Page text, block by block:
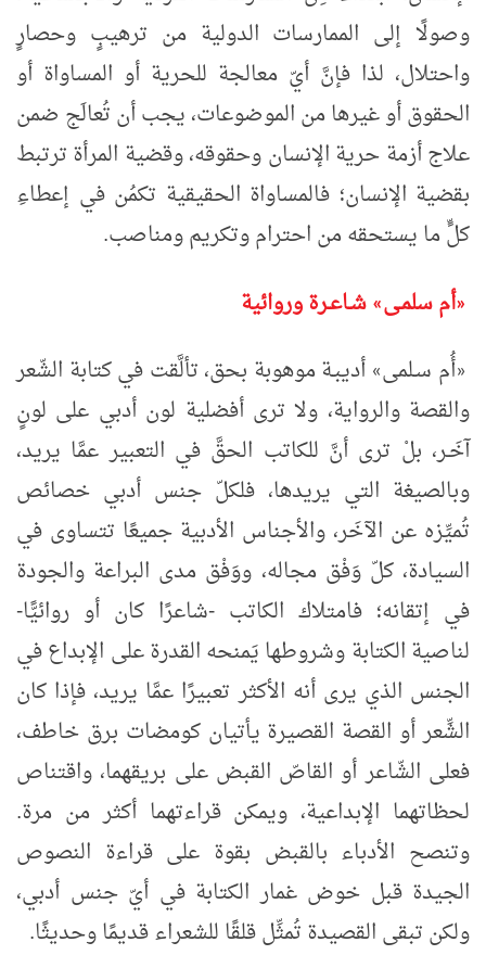
وصولًا إلى الممارسات الدولية من ترهيبٍ وحصارٍ
واحتلال، لذا فإنَّ أيّ معالجة للحرية أو المساواة أو
الحقوق أو غيرها من الموضوعات، يجب أن تُعالَج ضمن
علاج أزمة حرية الإنسان وحقوقه، وقضية المرأة ترتبط
بقضية الإنسان؛ فالمساواة الحقيقية تكمُن في إعطاءِ
كلٍّ ما يستحقه من احترام وتكريم ومناصب.
«أم سلمـى» شـاعـرة وروائية
«أُم سـلمى» أديبـة موهوبة بحق، تألَّقت في كتابة الشّعر
والقصة والرواية، ولا ترى أفضلية لون أدبي على لونٍ
آخَـر، بلْ ترى أنَّ للكاتب الحقَّ في التعبير عمَّا يريد،
وبالصيغة التي يريدها، فلكلّ جنس أدبي خصائص
تُميِّزه عن الآخَر، والأجناس الأدبية جميعًا تتساوى في
السيادة، كلّ وَفْق مجاله، ووَفْق مدى البراعة والجودة
في إتقانه؛ فامتلاك الكاتب -شاعرًا كان أو روائيًّا-
لناصية الكتابة وشروطها يَمنحه القدرة على الإبداع في
الجنس الذي يرى أنه الأكثر تعبيرًا عمَّا يريد، فإذا كان
الشِّعر أو القصة القصيرة يأتيان كومضات برق خاطف،
فعلى الشّاعر أو القاصّ القبض على بريقهما، واقتناص
لحظاتهما الإبداعية، ويمكن قراءتهما أكثر من مرة.
وتنصح الأدباء بالقبض بقوة على قراءة النصوص
الجيدة قبل خوض غمار الكتابة في أيّ جنس أدبي،
ولكن تبقى القصيدة تُمثِّل قلقًا للشعراء قديمًا وحديثًا.